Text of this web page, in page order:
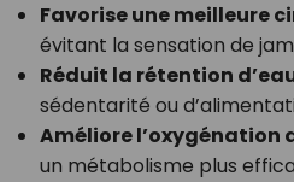
Favorise une meilleure
évitant la sensation de
Réduit la rétention
sédentarité ou
Améliore l’oxygénation
un métabolisme plus